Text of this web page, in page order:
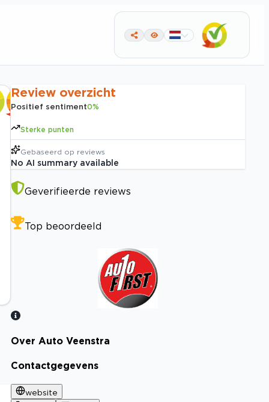
Review overzicht
Positief sentiment0%
Sterke punten
Gebaseerd op reviews
No AI summary available
Geverifieerde reviews
Top beoordeeld
Bekijk certificaat
Over Auto Veenstra
Contactgegevens
website